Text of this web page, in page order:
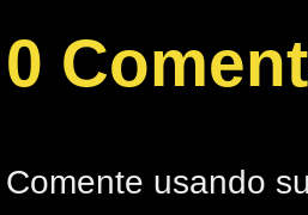
0
Comente usando